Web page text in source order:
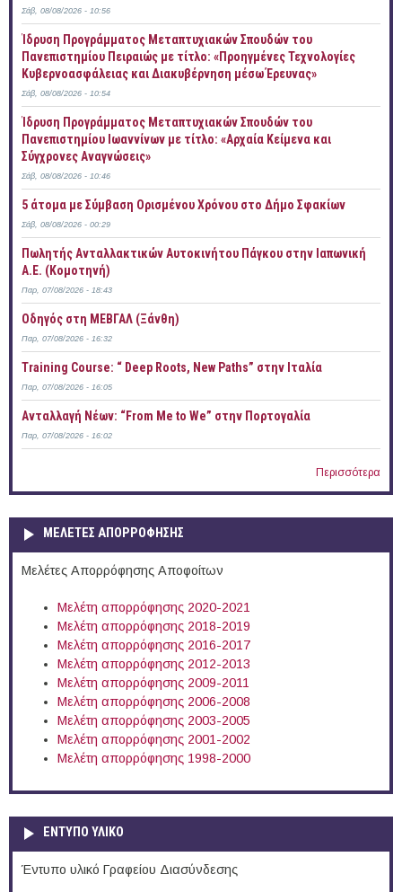
Σάβ, 08/08/2026 - 10:56
Ίδρυση Προγράμματος Μεταπτυχιακών Σπουδών του
Πανεπιστημίου Πειραιώς με τίτλο: «Προηγμένες Τεχνολογίες
Κυβερνοασφάλειας και Διακυβέρνηση μέσω Έρευνας»
Σάβ, 08/08/2026 - 10:54
Ίδρυση Προγράμματος Μεταπτυχιακών Σπουδών του
Πανεπιστημίου Ιωαννίνων με τίτλο: «Αρχαία Κείμενα και
Σύγχρονες Αναγνώσεις»
Σάβ, 08/08/2026 - 10:46
5 άτομα με Σύμβαση Ορισμένου Χρόνου στο Δήμο Σφακίων
Σάβ, 08/08/2026 - 00:29
Πωλητής Ανταλλακτικών Αυτοκινήτου Πάγκου στην Ιαπωνική
Α.Ε. (Κομοτηνή)
Παρ, 07/08/2026 - 18:43
Οδηγός στη ΜΕΒΓΑΛ (Ξάνθη)
Παρ, 07/08/2026 - 16:32
Training Course: “ Deep Roots, New Paths” στην Ιταλία
Παρ, 07/08/2026 - 16:05
Ανταλλαγή Νέων: “From Me to We” στην Πορτογαλία
Παρ, 07/08/2026 - 16:02
Περισσότερα
ΜΕΛΕΤΕΣ ΑΠΟΡΡΟΦΗΣΗΣ
Μελέτες Απορρόφησης Αποφοίτων
Μελέτη απορρόφησης 2020-2021
Μελέτη απορρόφησης 2018-2019
Μελέτη απορρόφησης 2016-2017
Μελέτη απορρόφησης 2012-2013
Μελέτη απορρόφησης 2009-2011
Μελέτη απορρόφησης 2006-2008
Μελέτη απορρόφησης 2003-2005
Μελέτη απορρόφησης 2001-2002
Μελέτη απορρόφησης 1998-2000
ΕΝΤΥΠΟ ΥΛΙΚΟ
Έντυπο υλικό Γραφείου Διασύνδεσης